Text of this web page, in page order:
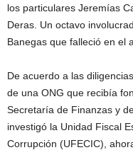
los particulares Jeremías
Deras. Un octavo
Banegas que falleció en el
De acuerdo a las
de una ONG que recibía
Secretaría de Finanzas y
investigó la Unidad Fiscal
Corrupción (UFECIC),